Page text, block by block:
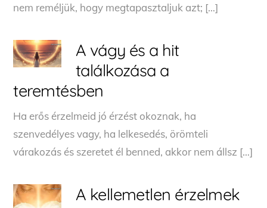
nem reméljük, hogy megtapasztaljuk azt; […]
A vágy és a hit
találkozása a
teremtésben
Ha erős érzelmeid jó érzést okoznak, ha
szenvedélyes vagy, ha lelkesedés, örömteli
várakozás és szeretet él benned, akkor nem állsz […]
A kellemetlen érzelmek